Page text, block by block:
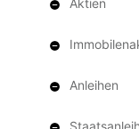
Aktien
Anleihen